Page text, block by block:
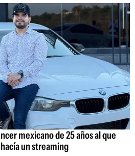
mexicano de 25 años al que
un streaming